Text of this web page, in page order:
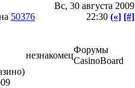
50376
Вс, 30 августа 2009
22:30 («] [#]
незнакомец
Форумы
CasinoBoard